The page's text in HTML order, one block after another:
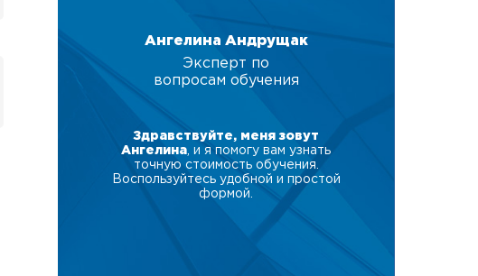
Ангелина Андрущак
Эксперт по
вопросам обучения
Здравствуйте, меня зовут
Ангелина , и я помогу вам узнать
точную стоимость обучения.
Воспользуйтесь удобной и простой
формой.